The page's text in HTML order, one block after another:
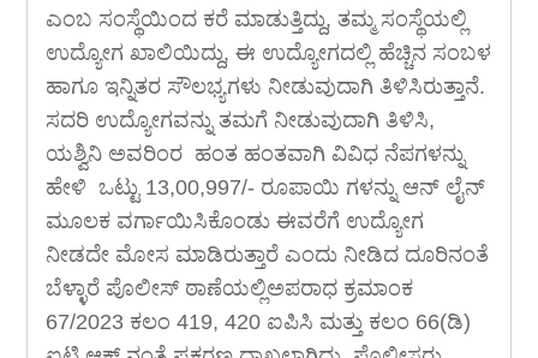
ಎಂಬ ಸಂಸ್ಥೆಯಿಂದ ಕರೆ ಮಾಡುತ್ತಿದ್ದು, ತಮ್ಮ ಸಂಸ್ಥೆಯಲ್ಲಿ
ಉದ್ಯೋಗ ಖಾಲಿಯಿದ್ದು, ಈ ಉದ್ಯೋಗದಲ್ಲಿ ಹೆಚ್ಚಿನ ಸಂಬಳ
ಹಾಗೂ ಇನ್ನಿತರ ಸೌಲಭ್ಯಗಳು ನೀಡುವುದಾಗಿ ತಿಳಿಸಿರುತ್ತಾನೆ.
ಸದರಿ ಉದ್ಯೋಗವನ್ನು ತಮಗೆ ನೀಡುವುದಾಗಿ ತಿಳಿಸಿ,
ಯಶ್ವಿನಿ ಅವರಿಂರ ಹಂತ ಹಂತವಾಗಿ ವಿವಿಧ ನೆಪಗಳನ್ನು
ಹೇಳಿ ಒಟ್ಟು 13,00,997/- ರೂಪಾಯಿ ಗಳನ್ನು ಆನ್ ಲೈನ್
ಮೂಲಕ ವರ್ಗಾಯಿಸಿಕೊಂಡು ಈವರೆಗೆ ಉದ್ಯೋಗ
ನೀಡದೇ ಮೋಸ ಮಾಡಿರುತ್ತಾರೆ ಎಂದು ನೀಡಿದ ದೂರಿನಂತೆ
ಬೆಳ್ಳಾರೆ ಪೊಲೀಸ್ ಠಾಣೆಯಲ್ಲಿಅಪರಾಧ ಕ್ರಮಾಂಕ
67/2023 ಕಲಂ 419, 420 ಐಪಿಸಿ ಮತ್ತು ಕಲಂ 66(ಡಿ)